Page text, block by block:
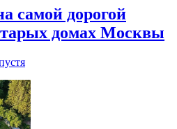
самой дорогой
домах Москвы